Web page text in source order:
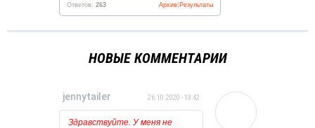
Ответов: 263 Результаты
Архив
НОВЫЕ КОММЕНТАРИИ
jennytailer 26.10.2020 - 13:42
Здравствуйте. У меня не